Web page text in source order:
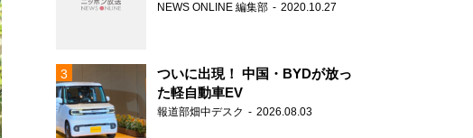
NEWS ONLINE 編集部 2020.10.27
ついに出現！ 中国・BYDが放っ
た軽自動車EV
報道部畑中デスク 2026.08.03